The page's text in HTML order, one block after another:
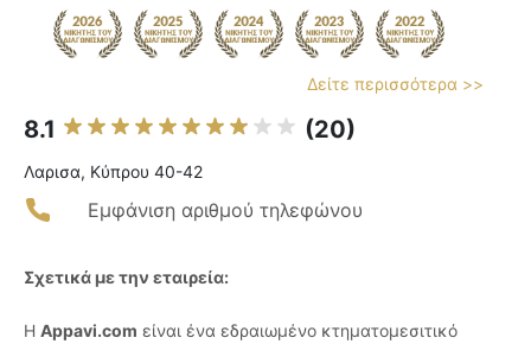
Δείτε περισσότερα >>
8.1 (20)
Λαρισα, Κύπρου 40-42
Εμφάνιση αριθμού τηλεφώνου
Σχετικά με την εταιρεία:
Η Appavi.com είναι ένα εδραιωμένο κτηματομεσιτικό